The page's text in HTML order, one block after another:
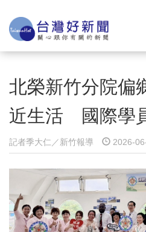
北榮新竹分院偏
近生活 國際學
記者季大仁／新竹報導 2026-